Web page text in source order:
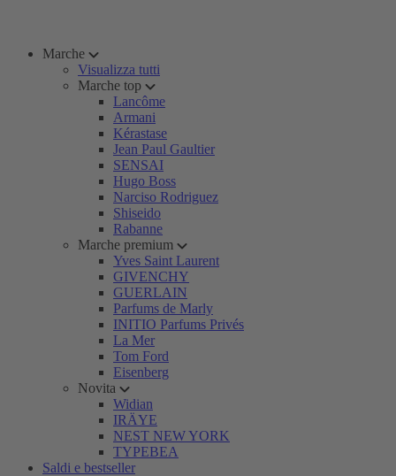
Marche
Visualizza tutti
Marche top
Lancôme
Armani
Kérastase
Jean Paul Gaultier
SENSAI
Hugo Boss
Narciso Rodriguez
Shiseido
Rabanne
Marche premium
Yves Saint Laurent
GIVENCHY
GUERLAIN
Parfums de Marly
INITIO Parfums Privés
La Mer
Tom Ford
Eisenberg
Novita
Widian
IRÄYE
NEST NEW YORK
TYPEBEA
Saldi e bestseller